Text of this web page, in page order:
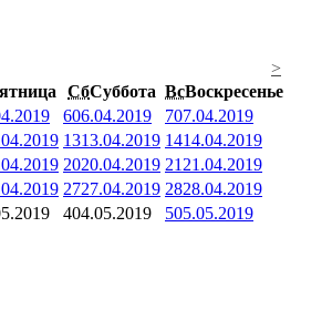
>
СбСуббота ВсВоскресенье
606.04.2019 707.04.2019
1313.04.2019 1414.04.2019
2020.04.2019 21 21.04.2019
2727.04.2019 2828.04.2019
404.05.2019 505.05.2019